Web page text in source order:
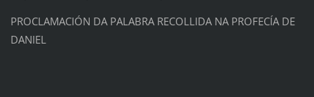
PROCLAMACIÓN DA PALABRA RECOLLIDA NA PROFECÍA DE
DANIEL